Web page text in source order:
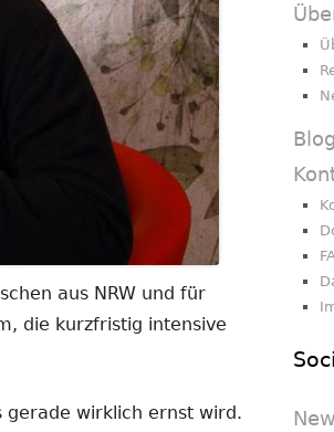
aus NRW und für
die kurzfristig intensive
gerade wirklich ernst wird.
Blog